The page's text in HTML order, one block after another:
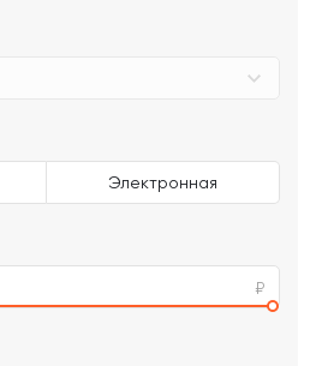
Электронная